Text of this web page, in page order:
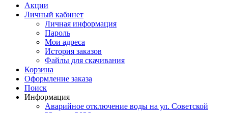
Акции
Личный кабинет
Личная информация
Пароль
Мои адреса
История заказов
Файлы для скачивания
Корзина
Оформление заказа
Поиск
Информация
Аварийное отключение воды на ул. Советской